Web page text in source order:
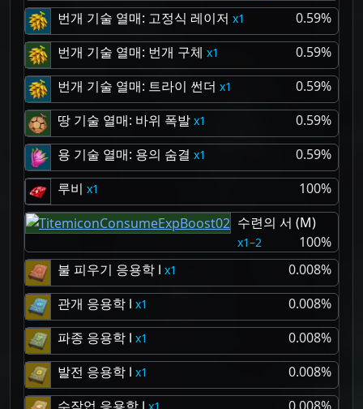
번개 기술 열매: 고정식 레이저
1
0.59%
번개 기술 열매: 번개 구체
1
0.59%
번개 기술 열매: 트라이 썬더
1
0.59%
땅 기술 열매: 바위 폭발
1
0.59%
용 기술 열매: 용의 숨결
1
0.59%
루비
1
100%
수련의 서 (M)
1–2
100%
불 피우기 응용학 Ⅰ
1
0.008%
관개 응용학 Ⅰ
1
0.008%
파종 응용학 Ⅰ
1
0.008%
발전 응용학 Ⅰ
1
0.008%
수작업 응용학 Ⅰ
1 0.008%